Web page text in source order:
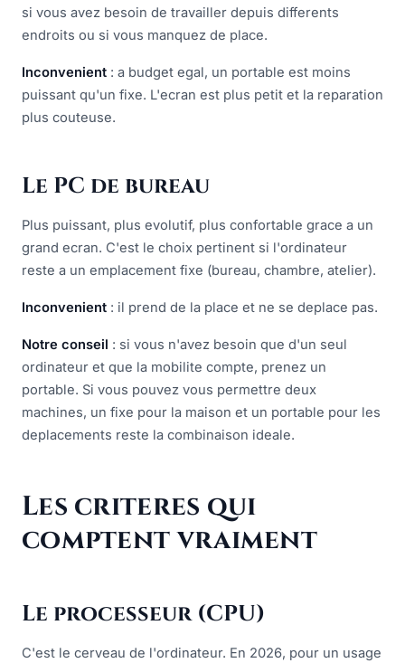
si vous avez besoin de travailler depuis differents
endroits ou si vous manquez de place.
Inconvenient : a budget egal, un portable est moins
puissant qu'un fixe. L'ecran est plus petit et la reparation
plus couteuse.
Le PC de bureau
Plus puissant, plus evolutif, plus confortable grace a un
grand ecran. C'est le choix pertinent si l'ordinateur
reste a un emplacement fixe (bureau, chambre, atelier).
Inconvenient : il prend de la place et ne se deplace pas.
Notre conseil : si vous n'avez besoin que d'un seul
ordinateur et que la mobilite compte, prenez un
portable. Si vous pouvez vous permettre deux
machines, un fixe pour la maison et un portable pour les
deplacements reste la combinaison ideale.
Les criteres qui
comptent vraiment
Le processeur (CPU)
C'est le cerveau de l'ordinateur. En 2026, pour un usage